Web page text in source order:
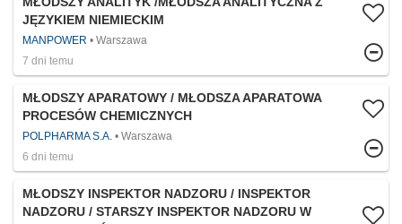
JĘZYKIEM NIEMIECKIM
MANPOWER
Warszawa
7 dni temu
MŁODSZY APARATOWY / MŁODSZA APARATOWA
PROCESÓW CHEMICZNYCH
POLPHARMA S.A.
Warszawa
6 dni temu
MŁODSZY INSPEKTOR NADZORU / INSPEKTOR
NADZORU / STARSZY INSPEKTOR NADZORU W